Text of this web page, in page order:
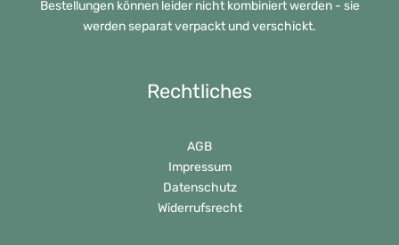
Bestellungen können leider nicht kombiniert werden - sie
werden separat verpackt und verschickt.
Rechtliches
AGB
Impressum
Datenschutz
Widerrufsrecht